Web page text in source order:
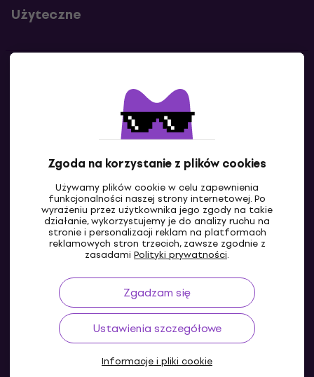
Zgoda na korzystanie z plików cookies
Używamy plików cookie w celu zapewnienia
funkcjonalności naszej strony internetowej. Po
wyrażeniu przez użytkownika jego zgody na takie
działanie, wykorzystujemy je do analizy ruchu na
stronie i personalizacji reklam na platformach
reklamowych stron trzecich, zawsze zgodnie z
zasadami Polityki prywatności.
Zgadzam się
Ustawienia szczegółowe
Informacje i pliki cookie
Użyteczne
Skontaktuj się z nami
PL